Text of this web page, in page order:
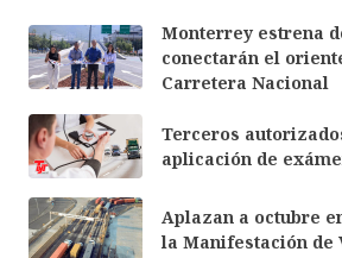
Monterrey estrena
conectarán el
Carretera Nacional
Terceros
aplicación de
Aplazan a octubre
la Manifestación de